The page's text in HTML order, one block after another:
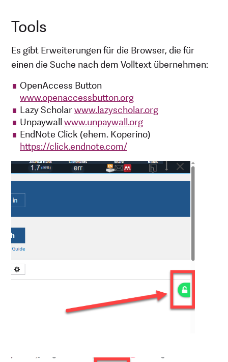
Tools
Es gibt Erweiterungen für die Browser, die für
einen die Suche nach dem Volltext übernehmen:
OpenAccess Button
www.openaccessbutton.org
Lazy Scholarwww.lazyscholar.org
Unpaywall www.unpaywall.org
EndNote Click (ehem. Koperino)
https://click.endnote.com/